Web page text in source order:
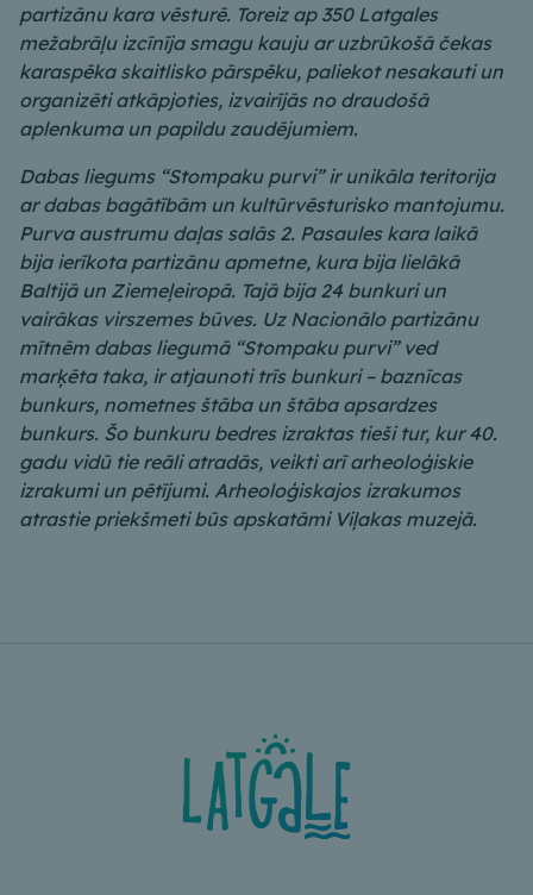
partizānu kara vēsturē. Toreiz ap 350 Latgales
mežabrāļu izcīnīja smagu kauju ar uzbrūkošā čekas
karaspēka skaitlisko pārspēku, paliekot nesakauti un
organizēti atkāpjoties, izvairījās no draudošā
aplenkuma un papildu zaudējumiem.
Dabas liegums “Stompaku purvi” ir unikāla teritorija
ar dabas bagātībām un kultūrvēsturisko mantojumu.
Purva austrumu daļas salās 2. Pasaules kara laikā
bija ierīkota partizānu apmetne, kura bija lielākā
Baltijā un Ziemeļeiropā. Tajā bija 24 bunkuri un
vairākas virszemes būves. Uz Nacionālo partizānu
mītnēm dabas liegumā “Stompaku purvi” ved
marķēta taka, ir atjaunoti trīs bunkuri – baznīcas
bunkurs, nometnes štāba un štāba apsardzes
bunkurs. Šo bunkuru bedres izraktas tieši tur, kur 40.
gadu vidū tie reāli atradās, veikti arī arheoloģiskie
izrakumi un pētījumi. Arheoloģiskajos izrakumos
atrastie priekšmeti būs apskatāmi Viļakas muzejā.